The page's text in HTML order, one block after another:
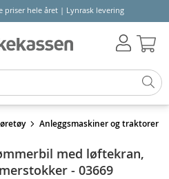
priser hele året | Lynrask levering
Anleggsmaskiner og traktorer
med løftekran,
- 03669